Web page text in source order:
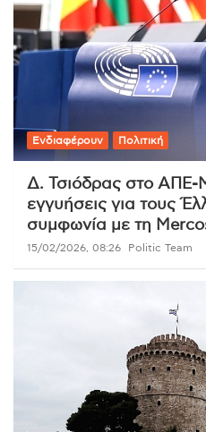
Ενδιαφέρουν Πολιτική
Δ. Τσιόδρας στο ΑΠΕ-
εγγυήσεις για τους
συμφωνία με τη
15/02/2026, 08:26 Politic Team